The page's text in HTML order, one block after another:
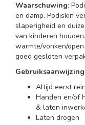
Waarschuwing:
en damp. Podiskin
slaperigheid en
van kinderen
warmte/vonken/
goed gesloten
Altijd eerst
Handen en/of
& laten
Laten drogen